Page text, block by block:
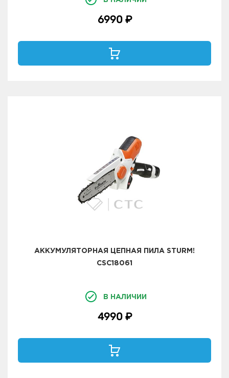
6990 ₽
АККУМУЛЯТОРНАЯ ЦЕПНАЯ ПИЛА STURM!
CSC18061
В НАЛИЧИИ
4990 ₽